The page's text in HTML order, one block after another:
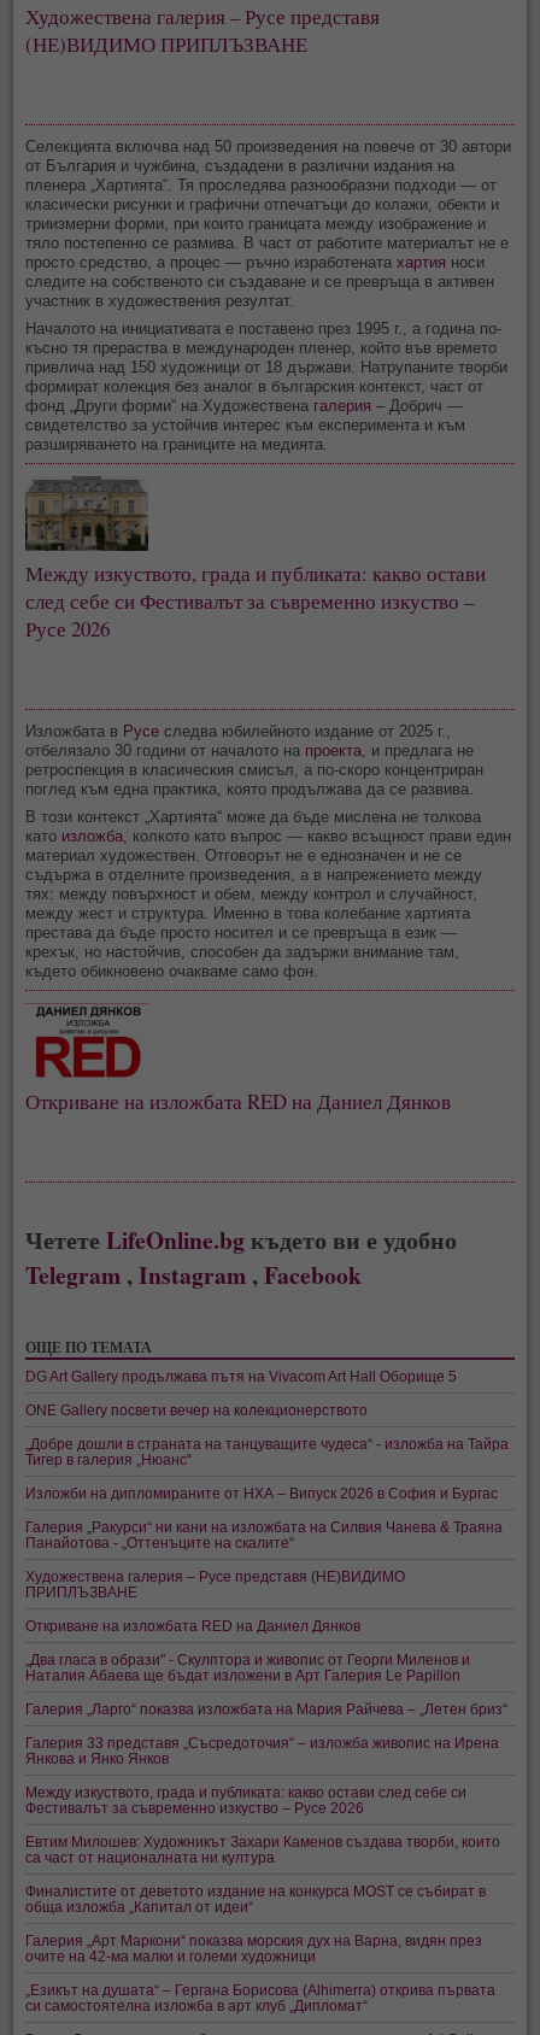
Художествена галерия – Русе представя
(НЕ)ВИДИМО ПРИПЛЪЗВАНЕ
Селекцията включва над 50 произведения на повече от 30 автори
от България и чужбина, създадени в различни издания на
пленера „Хартията“. Тя проследява разнообразни подходи — от
класически рисунки и графични отпечатъци до колажи, обекти и
триизмерни форми, при които границата между изображение и
тяло постепенно се размива. В част от работите материалът не е
просто средство, а процес — ръчно изработенатахартия носи
следите на собственото си създаване и се превръща в активен
участник в художествения резултат.
Началото на инициативата е поставено през 1995 г., а година по-
късно тя прераства в международен пленер, който във времето
привлича над 150 художници от 18 държави. Натрупаните творби
формират колекция без аналог в българския контекст, част от
фонд „Други форми“ на Художествена галерия – Добрич —
свидетелство за устойчив интерес към експеримента и към
разширяването на границите на медията.
Между изкуството, града и публиката: какво остави
след себе си Фестивалът за съвременно изкуство –
Русе 2026
Изложбата в Русе следва юбилейното издание от 2025 г.,
отбелязало 30 години от началото на проекта, и предлага не
ретроспекция в класическия смисъл, а по-скоро концентриран
поглед към една практика, която продължава да се развива.
В този контекст „Хартията“ може да бъде мислена не толкова
като изложба, колкото като въпрос — какво всъщност прави един
материал художествен. Отговорът не е еднозначен и не се
съдържа в отделните произведения, а в напрежението между
тях: между повърхност и обем, между контрол и случайност,
между жест и структура. Именно в това колебание хартията
престава да бъде просто носител и се превръща в език —
крехък, но настойчив, способен да задържи внимание там,
където обикновено очакваме само фон.
Откриване на изложбата RED на Даниел Дянков
ЧететеLifeOnline.bgкъдето ви е удобно
Telegram ,Instagram ,Facebook
ОЩЕ ПО ТЕМАТА
DG Art Gallery продължава пътя на Vivacom Art Hall Оборище 5
ONE Gallery посвети вечер на колекционерството
„Добре дошли в страната на танцуващите чудеса“ - изложба на Тайра
Тигер в галерия „Нюанс“
Изложби на дипломираните от НХА – Випуск 2026 в София и Бургас
Галерия „Ракурси“ ни кани на изложбата на Силвия Чанева & Траяна
Панайотова - „Оттенъците на скалите“
Художествена галерия – Русе представя (НЕ)ВИДИМО
ПРИПЛЪЗВАНЕ
Откриване на изложбата RED на Даниел Дянков
„Два гласа в образи" - Скулптора и живопис от Георги Миленов и
Наталия Абаева ще бъдат изложени в Арт Галерия Le Papillon
Галерия „Ларго“ показва изложбата на Мария Райчева – „Летен бриз“
Галерия 33 представя „Съсредоточия“ – изложба живопис на Ирена
Янкова и Янко Янков
Между изкуството, града и публиката: какво остави след себе си
Фестивалът за съвременно изкуство – Русе 2026
Евтим Милошев: Художникът Захари Каменов създава творби, които
са част от националната ни култура
Финалистите от деветото издание на конкурса MOST се събират в
обща изложба „Капитал от идеи“
Галерия „Арт Маркони“ показва морския дух на Варна, видян през
очите на 42-ма малки и големи художници
„Езикът на душата“ – Гергана Борисова (Alhimerra) открива първата
си самостоятелна изложба в арт клуб „Дипломат“